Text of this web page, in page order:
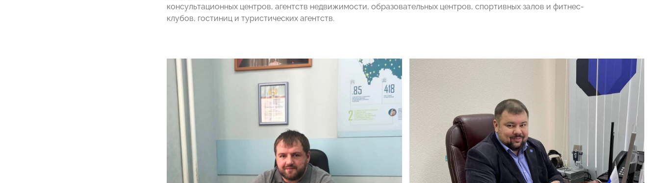
консультационных центров, агентств недвижимости, образовательных центров, спортивных залов и фитнес-
клубов, гостиниц и туристических агентств.